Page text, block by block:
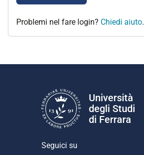
Problemi nel fare login? Chiedi aiuto.
Università
degli Studi
di Ferrara
Seguici su